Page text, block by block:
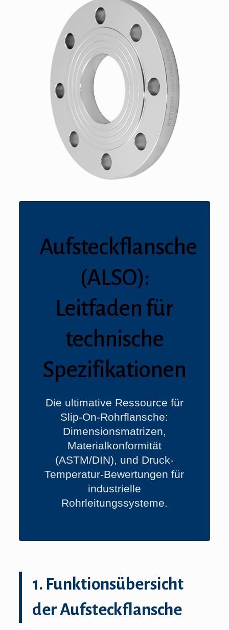
Aufsteckflansche
(ALSO):
Leitfaden für
technische
Spezifikationen
Die ultimative Ressource für
Slip-On-Rohrflansche:
Dimensionsmatrizen,
Materialkonformität
(ASTM/DIN), und Druck-
Temperatur-Bewertungen für
industrielle
Rohrleitungssysteme.
1. Funktionsübersicht
der Aufsteckflansche